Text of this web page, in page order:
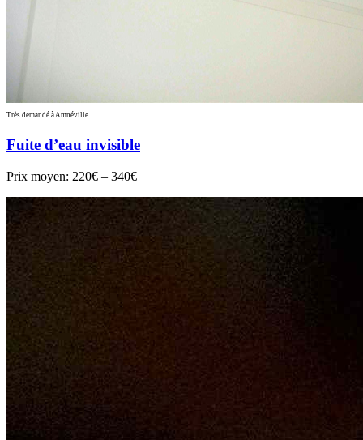
Très demandé à Amnéville
Fuite d’eau invisible
Prix moyen: 220€ – 340€